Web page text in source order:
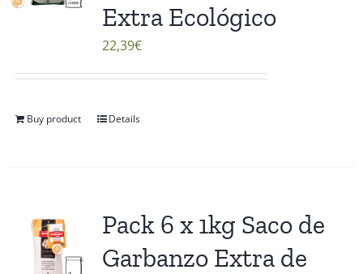
Extra Ecológico
22,39€
Buy product Details
Pack 6 x 1kg Saco de
Garbanzo Extra de